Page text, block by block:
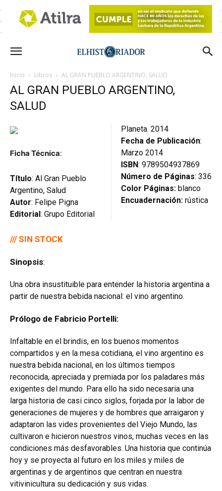
Inicio Libros AL GRAN PUEBLO ARGENTINO, SALUD
AL GRAN PUEBLO ARGENTINO,
SALUD
Ficha Técnica:
Título: Al Gran Pueblo
Argentino, Salud
Autor: Felipe Pigna
Editorial: Grupo Editorial
Planeta. 2014
Fecha de Publicación:
Marzo 2014
ISBN: 9789504937869
Número de Páginas: 336
Color Páginas: blanco
Encuadernación: rústica
/// SIN STOCK
Sinopsis:
Una obra insustituible para entender la historia argentina a
partir de nuestra bebida nacional: el vino argentino.
Prólogo de Fabricio Portelli:
Infaltable en el brindis, en los buenos momentos
compartidos y en la mesa cotidiana, el vino argentino es
nuestra bebida nacional, en los últimos tiempos
reconocida, apreciada y premiada por los paladares más
exigentes del mundo. Para ello ha sido necesaria una
larga historia de casi cinco siglos, forjada por la labor de
generaciones de mujeres y de hombres que arraigaron y
adaptaron las vides provenientes del Viejo Mundo, las
cultivaron e hicieron nuestros vinos, muchas veces en las
condiciones más desfavorables. Una historia que continúa
hoy y se proyecta al futuro en los miles y miles de
argentinas y de argentinos que centran en nuestra
vitivinicultura su dedicación y sus vidas.